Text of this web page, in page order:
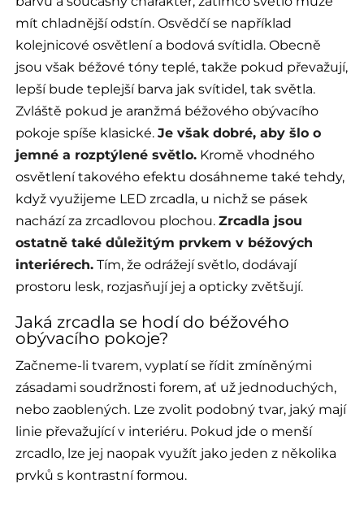
mít chladnější odstín. Osvědčí se například
kolejnicové osvětlení a bodová svítidla. Obecně
jsou však béžové tóny teplé, takže pokud převažují,
lepší bude teplejší barva jak svítidel, tak světla.
Zvláště pokud je aranžmá béžového obývacího
pokoje spíše klasické.Je však dobré, aby šlo o
jemné a rozptýlené světlo. Kromě vhodného
osvětlení takového efektu dosáhneme také tehdy,
když využijeme LED zrcadla, u nichž se pásek
nachází za zrcadlovou plochou.Zrcadla jsou
ostatně také důležitým prvkem v béžových
interiérech. Tím, že odrážejí světlo, dodávají
prostoru lesk, rozjasňují jej a opticky zvětšují.
Jaká zrcadla se hodí do béžového
obývacího pokoje?
Začneme-li tvarem, vyplatí se řídit zmíněnými
zásadami soudržnosti forem, ať už jednoduchých,
nebo zaoblených. Lze zvolit podobný tvar, jaký mají
linie převažující v interiéru. Pokud jde o menší
zrcadlo, lze jej naopak využít jako jeden z několika
prvků s kontrastní formou.